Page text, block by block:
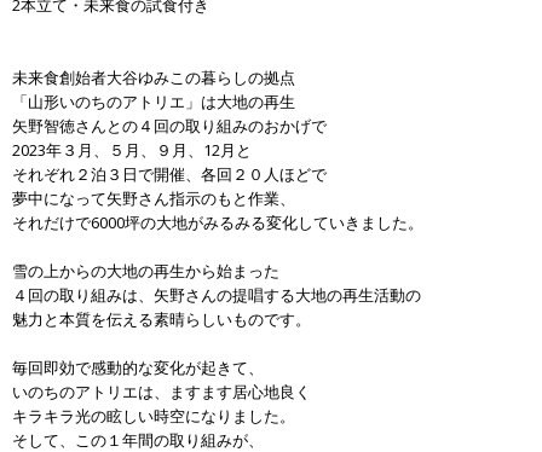
2本立て・未来食の試食付き
未来食創始者大谷ゆみこの暮らしの拠点
「山形いのちのアトリエ」は大地の再生
矢野智徳さんとの４回の取り組みのおかげで
2023年３月、５月、９月、12月と
それぞれ２泊３日で開催、各回２０人ほどで
夢中になって矢野さん指示のもと作業、
それだけで6000坪の大地がみるみる変化していきました。
雪の上からの大地の再生から始まった
４回の取り組みは、矢野さんの提唱する大地の再生活動の
魅力と本質を伝える素晴らしいものです。
毎回即効で感動的な変化が起きて、
いのちのアトリエは、ますます居心地良く
キラキラ光の眩しい時空になりました。
そして、この１年間の取り組みが、